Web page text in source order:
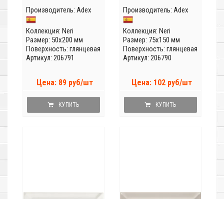
Производитель: Adex
Коллекция: Neri
Размер: 50x200 мм
Поверхность: глянцевая
Артикул: 206791
Цена: 89 руб/шт
КУПИТЬ
Производитель: Adex
Коллекция: Neri
Размер: 75x150 мм
Поверхность: глянцевая
Артикул: 206790
Цена: 102 руб/шт
КУПИТЬ